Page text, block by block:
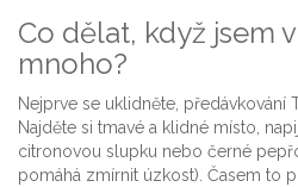
Co dělat, když jsem
mnoho?
Nejprve se uklidněte, předávkování
Najděte si tmavé a klidné místo,
citronovou slupku nebo černé
pomáhá zmírnit úzkost). Časem to